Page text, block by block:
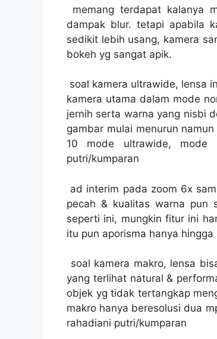
memang terdapat kalanya
dampak blur. tetapi apabila
sedikit lebih usang, kamera
bokeh yg sangat apik.
soal kamera ultrawide, lensa
kamera utama dalam mode
jernih serta warna yang nisbi
gambar mulai menurun
10 mode ultrawide,
putri/kumparan
ad interim pada zoom 6x
pecah & kualitas warna pun
seperti ini, mungkin fitur ini
itu pun aporisma hanya
soal kamera makro, lensa
yang terlihat natural &
objek yg tidak tertangkap
makro hanya beresolusi dua
rahadiani putri/kumparan